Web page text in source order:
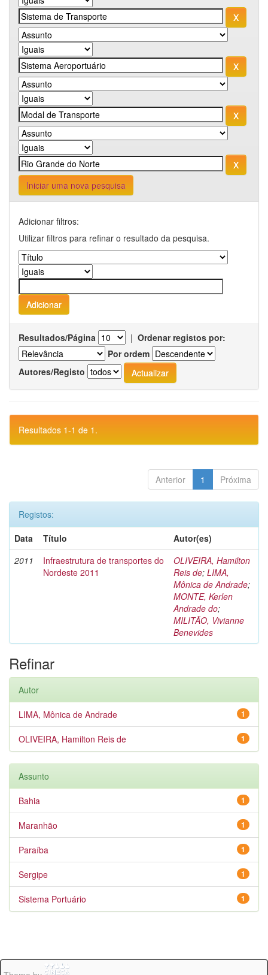
Iniciar uma nova pesquisa
Adicionar filtros:
Utilizar filtros para refinar o resultado da pesquisa.
Resultados/Página | Ordenar registos por:
Por ordem
Autores/Registo
Resultados 1-1 de 1.
Anterior 1 Próxima
Registos:
Data
Título
Autor(es)
2011
Infraestrutura de transportes do
Nordeste 2011
OLIVEIRA, Hamilton
Reis de; LIMA,
Mônica de Andrade;
MONTE, Kerlen
Andrade do;
MILITÃO, Vivianne
Benevides
Refinar
Autor
1
LIMA, Mônica de Andrade
1
OLIVEIRA, Hamilton Reis de
Assunto
1
Bahia
1
Maranhão
1
Paraíba
1
Sergipe
1
Sistema Portuário